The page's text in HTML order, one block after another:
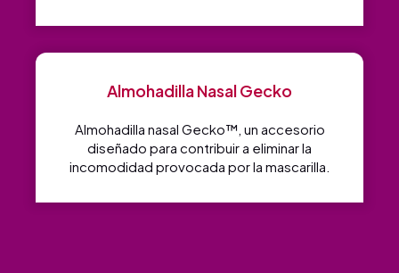
Almohadilla Nasal Gecko
Almohadilla nasal Gecko™, un accesorio
diseñado para contribuir a eliminar la
incomodidad provocada por la mascarilla.